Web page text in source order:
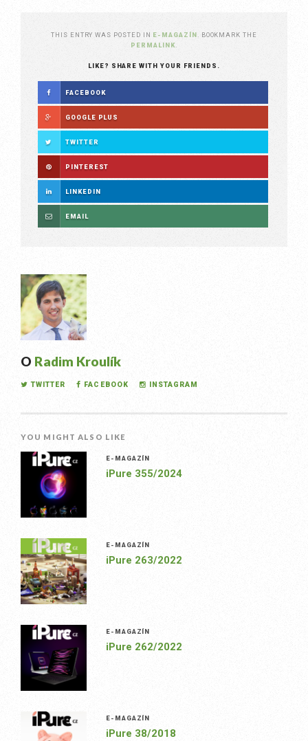
THIS ENTRY WAS POSTED IN E-MAGAZÍN . BOOKMARK THE
PERMALINK
LIKE? SHARE WITH YOUR FRIENDS.
FACEBOOK
GOOGLE PLUS
TWITTER
PINTEREST
LINKEDIN
EMAIL
O Radim Kroulík
TWITTER FACEBOOK INSTAGRAM
YOU MIGHT ALSO LIKE
E-MAGAZÍN
iPure 355/2024
E-MAGAZÍN
iPure 263/2022
E-MAGAZÍN
iPure 262/2022
E-MAGAZÍN
iPure 38/2018